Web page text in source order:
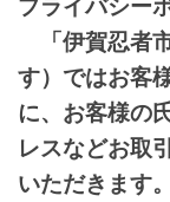
プライバシー
「伊賀忍者
す）ではお客
に、お客様の
レスなどお取
いただきます。